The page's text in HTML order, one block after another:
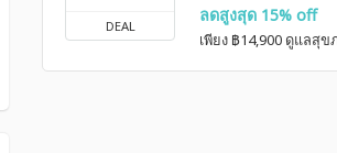
DEAL
ลดสูงสุด 15% off
เพียง ฿14,900 ดูแลสุ